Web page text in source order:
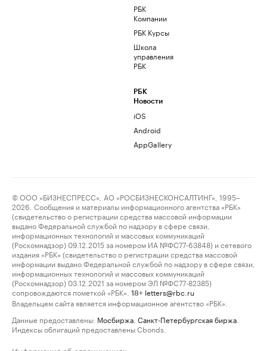
РБК
Компании
РБК Курсы
Школа
управления
РБК
РБК
Новости
iOS
Android
AppGallery
© ООО «БИЗНЕСПРЕСС», АО «РОСБИЗНЕСКОНСАЛТИНГ», 1995–
2026. Сообщения и материалы информационного агентства «РБК»
(свидетельство о регистрации средства массовой информации
выдано Федеральной службой по надзору в сфере связи,
информационных технологий и массовых коммуникаций
(Роскомнадзор) 09.12.2015 за номером ИА №ФС77-63848) и сетевого
издания «РБК» (свидетельство о регистрации средства массовой
информации выдано Федеральной службой по надзору в сфере связи,
информационных технологий и массовых коммуникаций
(Роскомнадзор) 03.12.2021 за номером ЭЛ №ФС77-82385)
сопровождаются пометкой «РБК».
18+ letters@rbc.ru
Владельцем сайта является информационное агентство «РБК».
Данные предоставлены: Мосбиржа Санкт-Петербургская биржа
Индексы облигаций предоставлены Cbonds.